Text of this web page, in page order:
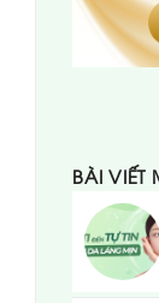
BÀI VIẾT